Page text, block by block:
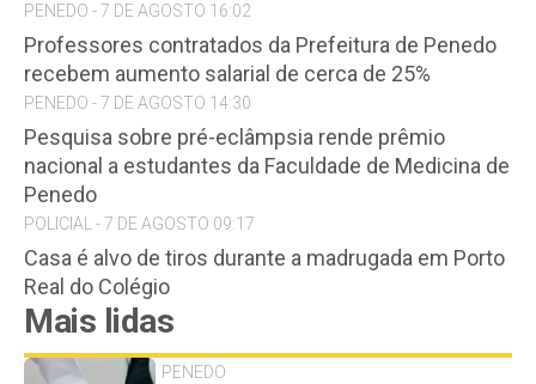
PENEDO - 7 DE AGOSTO 16:02
Professores contratados da Prefeitura de Penedo
recebem aumento salarial de cerca de 25%
PENEDO - 7 DE AGOSTO 14:30
Pesquisa sobre pré-eclâmpsia rende prêmio
nacional a estudantes da Faculdade de Medicina de
Penedo
POLICIAL - 7 DE AGOSTO 09:17
Casa é alvo de tiros durante a madrugada em Porto
Real do Colégio
Mais lidas
PENEDO